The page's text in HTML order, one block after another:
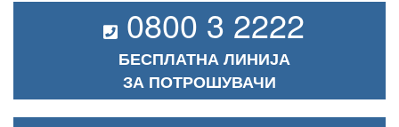
0800 3 2222
БЕСПЛАТНА ЛИНИЈА
ЗА ПОТРОШУВАЧИ